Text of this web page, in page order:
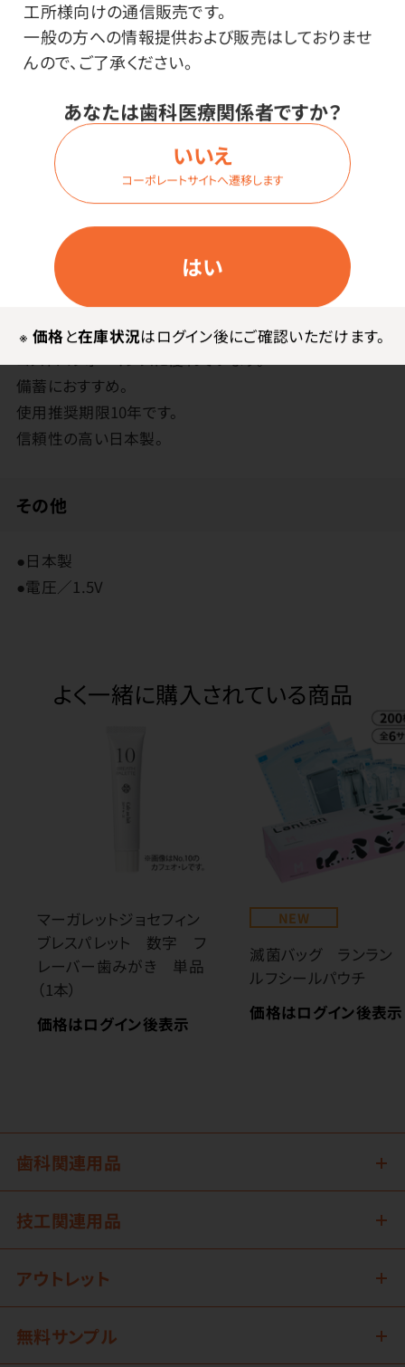
工所様向けの通信販売です。
一般の方への情報提供および販売はしておりませ
んので、ご了承ください。
あなたは歯科医療関係者ですか？
はい
いいえ
コーポレートサイトへ遷移します
※ 価格と在庫状況はログイン後にご確認いただけます。
商品詳細
パワー・長持ち・保存、全てに高い信頼で応えるアルカリ
電池です。
あらゆる機器・用途に性能を発揮します。
備蓄におすすめ。
使用推奨期限10年です。
信頼性の高い日本製。
その他
●日本製
●電圧／1.5V
よく一緒に購入されている商品
マーガレットジョセフィン
ブレスパレット 数字 フ
レーバー歯みがき 単品
（1本）
価格はログイン後表示
NEW
滅菌バッグ ランラ
ルフシールパウチ
価格はログイン後表示
歯科関連用品
技工関連用品
アウトレット
無料サンプル